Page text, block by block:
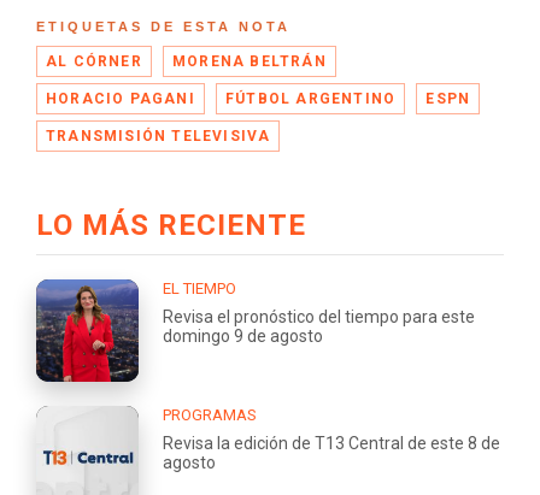
ETIQUETAS DE ESTA NOTA
AL CÓRNER MORENA BELTRÁN
HORACIO PAGANI FÚTBOL ARGENTINO ESPN
TRANSMISIÓN TELEVISIVA
LO MÁS RECIENTE
EL TIEMPO
Revisa el pronóstico del tiempo para este
domingo 9 de agosto
PROGRAMAS
Revisa la edición de T13 Central de este 8 de
agosto